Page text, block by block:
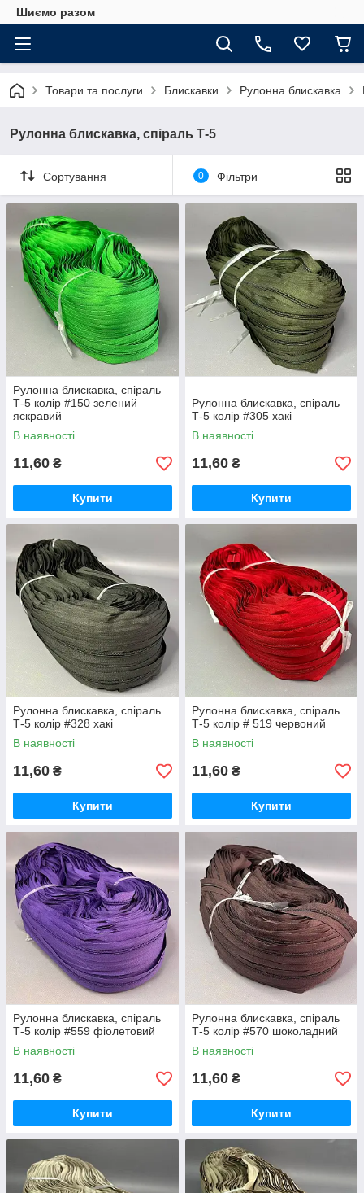
Шиємо разом
Товари та послуги Блискавки Рулонна блискавка
Рулонна блискавка, спіраль Т-5
Сортування 0 Фільтри
Рулонна блискавка, спіраль
Т-5 колір #150 зелений
яскравий
В наявності
11,60 ₴
Купити
Рулонна блискавка, спіраль
Т-5 колір #305 хакі
В наявності
11,60 ₴
Купити
Рулонна блискавка, спіраль
Т-5 колір #328 хакі
В наявності
11,60 ₴
Купити
Рулонна блискавка, спіраль
Т-5 колір # 519 червоний
В наявності
11,60 ₴
Купити
Рулонна блискавка, спіраль
Т-5 колір #559 фіолетовий
В наявності
11,60 ₴
Купити
Рулонна блискавка, спіраль
Т-5 колір #570 шоколадний
В наявності
11,60 ₴
Купити